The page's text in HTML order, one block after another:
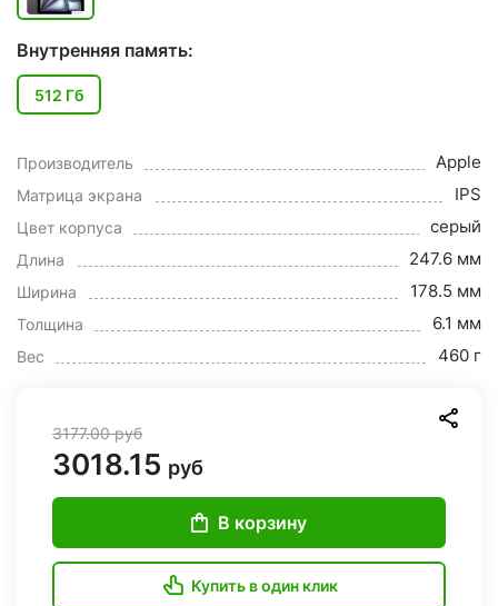
Внутренняя память:
512 Гб
Производитель Apple
Матрица экрана IPS
Цвет корпуса серый
Длина 247.6 мм
Ширина 178.5 мм
Толщина 6.1 мм
Вес 460 г
3177.00руб
3018.15 руб
В корзину
Купить в один клик